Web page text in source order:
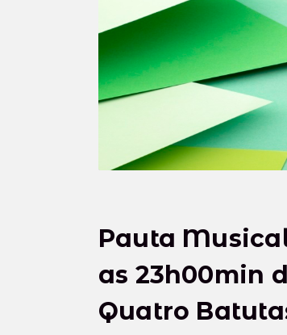
Pauta
as 23h00min
Quatro